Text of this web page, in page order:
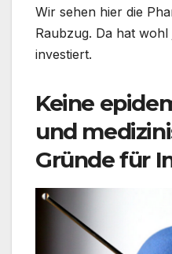
Wir sehen hier die
Raubzug. Da hat
investiert.
Keine
und
Gründe für